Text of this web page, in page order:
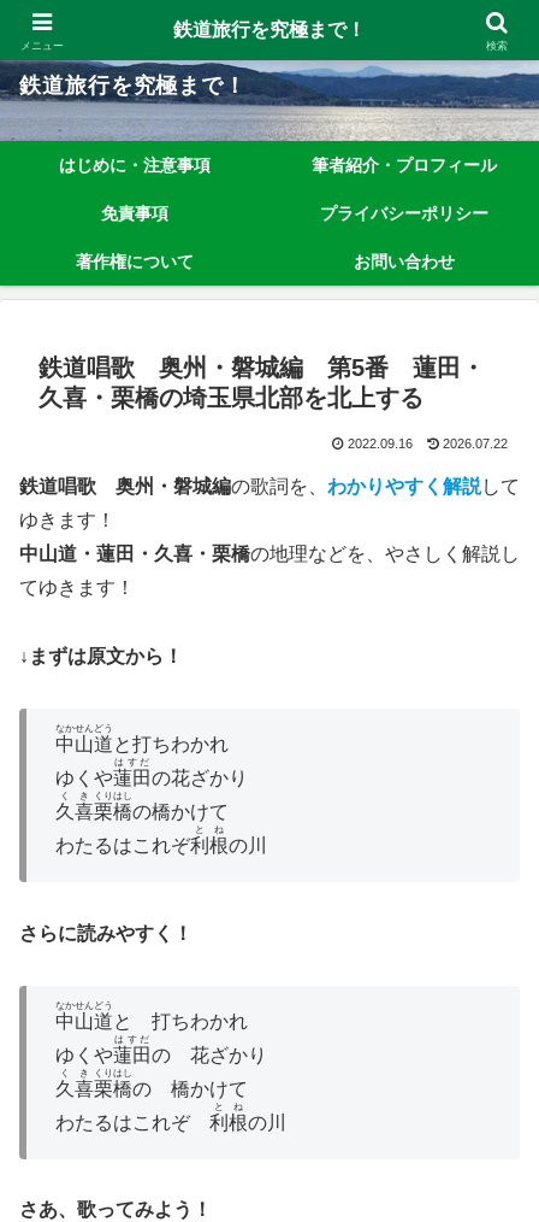
鉄道旅行を究極まで楽しむノウハウを、わかりやすく解説しています！
鉄道旅行を究極まで！
はじめに・注意事項 筆者紹介・プロフィール
免責事項 プライバシーポリシー
著作権について お問い合わせ
鉄道唱歌 奥州・磐城編 第5番 蓮田・
久喜・栗橋の埼玉県北部を北上する
2022.09.16 2026.07.22
鉄道唱歌 奥州・磐城編の歌詞を、 わかりやすく解説して
ゆきます！
中山道・蓮田・久喜・栗橋の地理などを、やさしく解説し
てゆきます！
↓まずは原文から！
中山道
なかせんどう
と打ちわかれ
ゆくや蓮田
はすだ
の花ざかり
久喜
くき
栗橋
くりはし
の橋かけて
わたるはこれぞ利根
とね
の川
さらに読みやすく！
中山道
なかせんどう
と 打ちわかれ
ゆくや蓮田
はすだ
の 花ざかり
久喜
くき
栗橋
くりはし
の 橋かけて
わたるはこれぞ 利根
とね
の川
さあ、歌ってみよう！
メニュー
鉄道旅行を究極まで！
検索